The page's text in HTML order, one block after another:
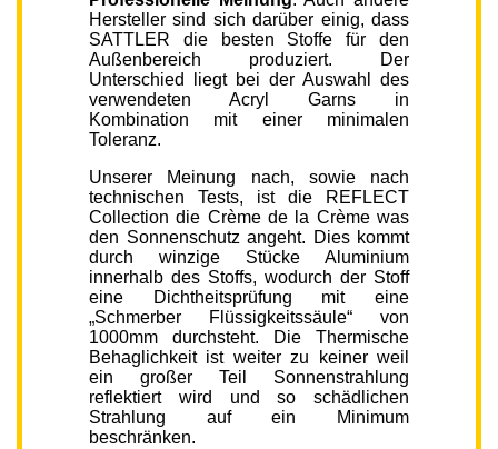
Hersteller sind sich darüber einig, dass
SATTLER die besten Stoffe für den
Außenbereich produziert. Der
Unterschied liegt bei der Auswahl des
verwendeten Acryl Garns in
Kombination mit einer minimalen
Toleranz.
Unserer Meinung nach, sowie nach
technischen Tests, ist die REFLECT
Collection die Crème de la Crème was
den Sonnenschutz angeht. Dies kommt
durch winzige Stücke Aluminium
innerhalb des Stoffs, wodurch der Stoff
eine Dichtheitsprüfung mit eine
„Schmerber Flüssigkeitssäule“ von
1000mm durchsteht. Die Thermische
Behaglichkeit ist weiter zu keiner weil
ein großer Teil Sonnenstrahlung
reflektiert wird und so schädlichen
Strahlung auf ein Minimum
beschränken.